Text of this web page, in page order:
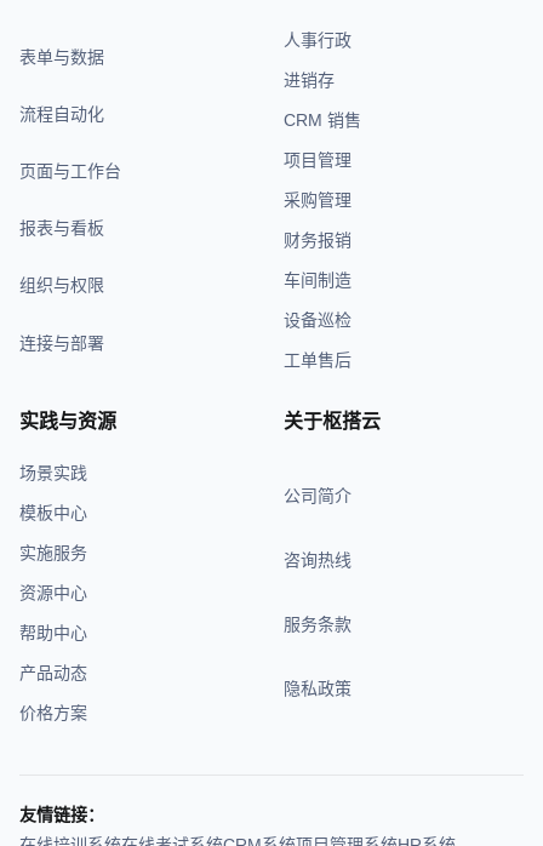
表单与数据
流程自动化
页面与工作台
报表与看板
组织与权限
连接与部署
人事行政
进销存
CRM 销售
项目管理
采购管理
财务报销
车间制造
设备巡检
工单售后
实践与资源
场景实践
模板中心
实施服务
资源中心
帮助中心
产品动态
价格方案
关于枢搭云
公司简介
咨询热线
服务条款
隐私政策
友情链接：